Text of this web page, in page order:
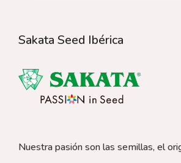
Sakata Seed Ibérica
Nuestra pasión son las semillas, el